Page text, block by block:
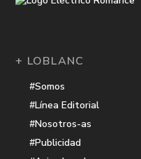
+ LOBLANC
#Somos
#Línea Editorial
#Nosotros-as
#Publicidad